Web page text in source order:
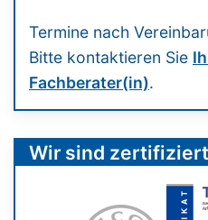
Termine nach
Bitte kontaktieren Sie
Fachberater(in).
Wir sind zertifiziert